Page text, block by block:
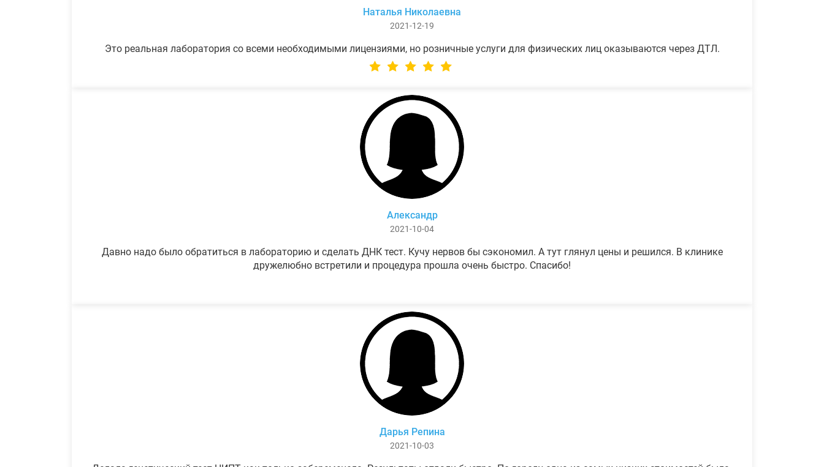
Наталья Николаевна
2021-12-19
Это реальная лаборатория со всеми необходимыми лицензиями, но розничные услуги для физических лиц оказываются через ДТЛ.
Александр
2021-10-04
Давно надо было обратиться в лабораторию и сделать ДНК тест. Кучу нервов бы сэкономил. А тут глянул цены и решился. В клинике
дружелюбно встретили и процедура прошла очень быстро. Спасибо!
Дарья Репина
2021-10-03